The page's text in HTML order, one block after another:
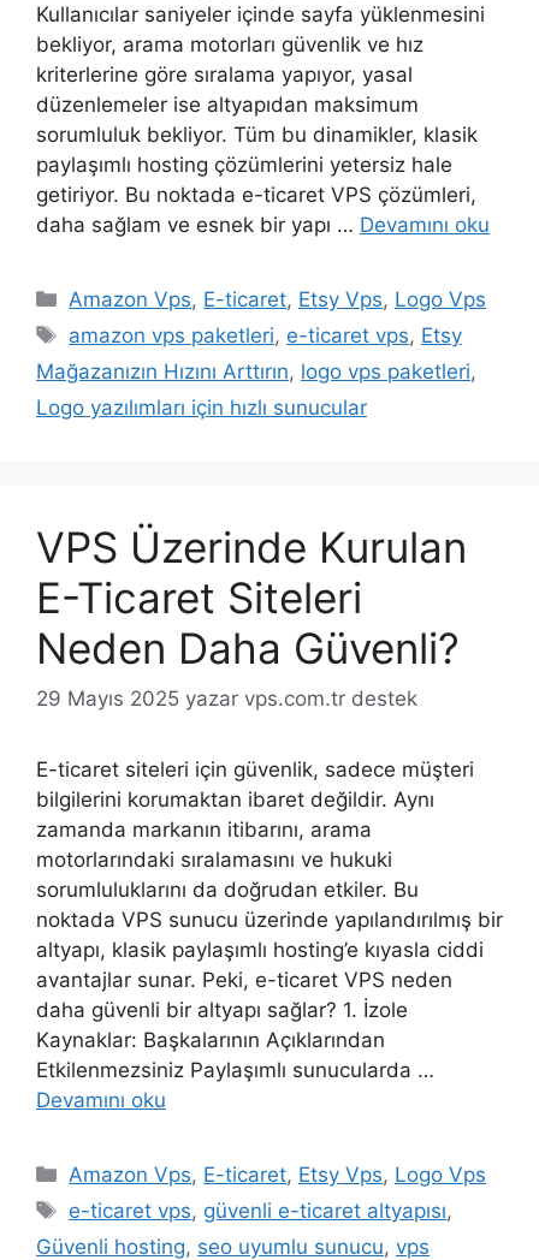
Kullanıcılar saniyeler içinde sayfa yüklenmesini
bekliyor, arama motorları güvenlik ve hız
kriterlerine göre sıralama yapıyor, yasal
düzenlemeler ise altyapıdan maksimum
sorumluluk bekliyor. Tüm bu dinamikler, klasik
paylaşımlı hosting çözümlerini yetersiz hale
getiriyor. Bu noktada e-ticaret VPS çözümleri,
daha sağlam ve esnek bir yapı … Devamını oku
Kategoriler
Amazon Vps, E-ticaret, Etsy Vps, Logo Vps
Etiketler
amazon vps paketleri, e-ticaret vps, Etsy
Mağazanızın Hızını Arttırın, logo vps paketleri,
Logo yazılımları için hızlı sunucular
VPS Üzerinde Kurulan
E-Ticaret Siteleri
Neden Daha Güvenli?
29 Mayıs 2025 yazar vps.com.tr destek
E-ticaret siteleri için güvenlik, sadece müşteri
bilgilerini korumaktan ibaret değildir. Aynı
zamanda markanın itibarını, arama
motorlarındaki sıralamasını ve hukuki
sorumluluklarını da doğrudan etkiler. Bu
noktada VPS sunucu üzerinde yapılandırılmış bir
altyapı, klasik paylaşımlı hosting’e kıyasla ciddi
avantajlar sunar. Peki, e-ticaret VPS neden
daha güvenli bir altyapı sağlar? 1. İzole
Kaynaklar: Başkalarının Açıklarından
Etkilenmezsiniz Paylaşımlı sunucularda …
Devamını oku
Kategoriler
Amazon Vps, E-ticaret, Etsy Vps, Logo Vps
Etiketler
e-ticaret vps, güvenli e-ticaret altyapısı,
Güvenli hosting, seo uyumlu sunucu, vps